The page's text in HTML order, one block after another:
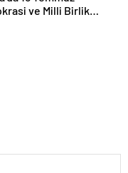
ve Milli Birlik